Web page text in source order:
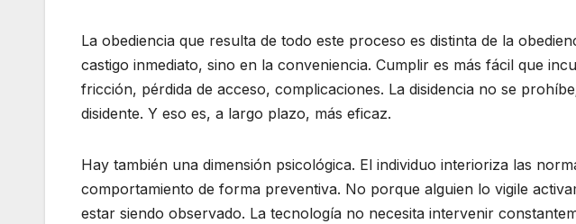
La obediencia que resulta de todo este proceso es distinta de la
castigo inmediato, sino en la conveniencia. Cumplir es más fácil que
fricción, pérdida de acceso, complicaciones. La disidencia no se
disidente. Y eso es, a largo plazo, más eficaz.
Hay también una dimensión psicológica. El individuo interioriza las
comportamiento de forma preventiva. No porque alguien lo vigile
estar siendo observado. La tecnología no necesita intervenir